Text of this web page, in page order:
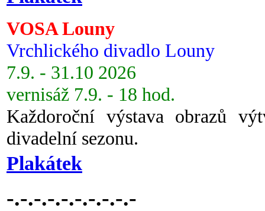
VOSA Louny
Vrchlického divadlo Louny
7.9. - 31.10 2026
vernisáž 7.9. - 18 hod.
Každoroční výstava obrazů
divadelní sezonu.
Plakátek
-.-.-.-.-.-.-.-.-.-